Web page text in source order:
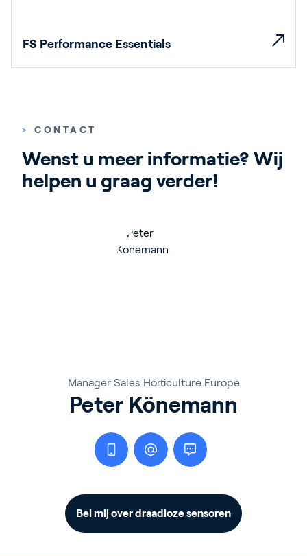
FS Performance Essentials
> CONTACT
Wenst u meer informatie? Wij
helpen u graag verder!
Manager Sales Horticulture Europe
Peter Könemann
Bel mij over draadloze sensoren